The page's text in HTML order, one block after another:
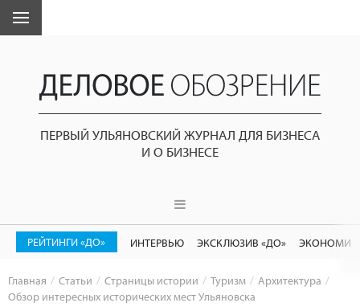
ПЕРВЫЙ УЛЬЯНОВСКИЙ ЖУРНАЛ ДЛЯ БИЗНЕСА
И О БИЗНЕСЕ
РЕЙТИНГИ «ДО» ИНТЕРВЬЮ ЭКСКЛЮЗИВ «ДО»
Главная Статьи Страницы истории Туризм
Архитектура
Обзор интересных исторических мест Ульяновска